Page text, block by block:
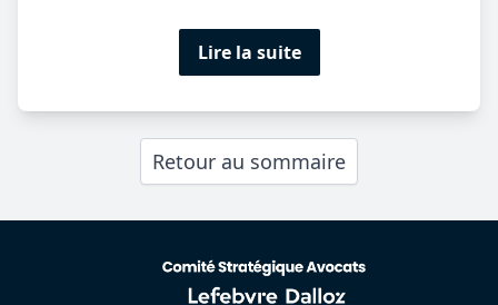
Lire la suite
Retour au sommaire